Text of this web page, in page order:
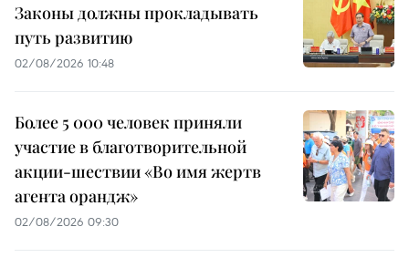
Законы должны прокладывать
путь развитию
02/08/2026 10:48
Более 5 000 человек приняли
участие в благотворительной
акции-шествии «Во имя жертв
агента орандж»
02/08/2026 09:30